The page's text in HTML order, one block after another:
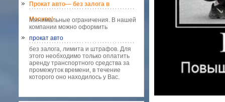
Прокат авто— без залога в
Москве!
Минимальные ограничения. В нашей
компании можно оформить
прокат авто
без залога, лимита и штрафов. Для
этого необходимо только оплатить
аренду транспортного средства за
промежуток времени, в течение
которого оно находилось у Вас.